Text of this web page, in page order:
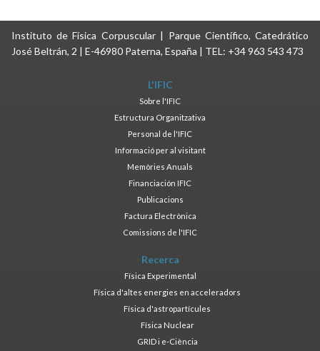
Instituto de Física Corpuscular | Parque Científico, Catedrático
José Beltrán, 2 | E-46980 Paterna, España | TEL: +34 963 543 473
L'IFIC
Sobre l'IFIC
Estructura Organitzativa
Personal de l'IFIC
Informació per al visitant
Memòries Anuals
Financiación IFIC
Publicacions
Factura Electrònica
Comissions de l'IFIC
Recerca
Física Experimental
Física d'altes energies en acceleradors
Física d'astropartícules
Física Nuclear
GRID i e-Ciència